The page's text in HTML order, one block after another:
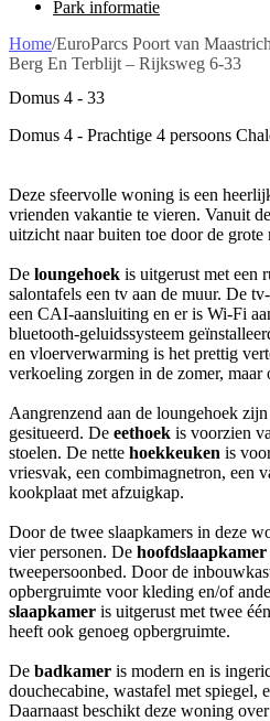
Park informatie
Home/EuroParcs Poort van
Berg En Terblijt – Rijksweg 6-33
Domus 4 - 33
Domus 4 - Prachtige 4 persoons
Deze sfeervolle woning is een
vrienden vakantie te vieren. Vanuit
uitzicht naar buiten toe door de grote
De loungehoek is uitgerust met een
salontafels een tv aan de muur. De
een CAI-aansluiting en er is Wi-Fi
bluetooth-geluidssysteem
en vloerverwarming is het prettig
verkoeling zorgen in de zomer,
Aangrenzend aan de loungehoek
gesitueerd. De eethoek is voorzien
stoelen. De nette hoekkeuken is
vriesvak, een combimagnetron, een
kookplaat met afzuigkap.
Door de twee slaapkamers in deze
vier personen. De hoofdslaapkamer
tweepersoonbed. Door de
opbergruimte voor kleding en/of
slaapkamer is uitgerust met twee
heeft ook genoeg opbergruimte.
De badkamer is modern en is
douchecabine, wastafel met spiegel,
Daarnaast beschikt deze woning over